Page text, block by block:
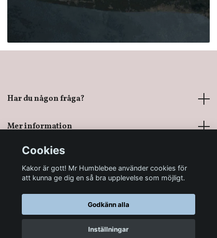
Har du någon fråga?
Mer information
Sociala medier
© 2026 Mr Humblebee - En magisk leksaksbutik
Cookies
Kakor är gott! Mr Humblebee använder cookies för
att kunna ge dig en så bra upplevelse som möjligt.
Godkänn alla
Inställningar